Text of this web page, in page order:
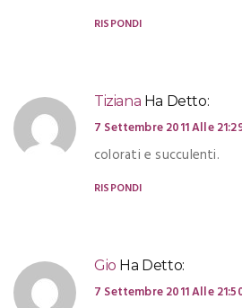
RISPONDI
Tiziana Ha Detto:
7 Settembre 2011 Alle
colorati e succulenti.
RISPONDI
Gio Ha Detto:
7 Settembre 2011 Alle